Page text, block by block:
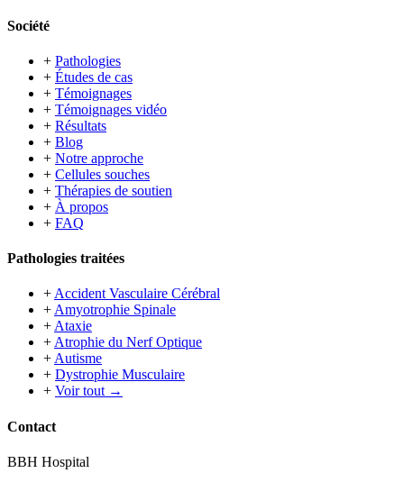
Société
+ Pathologies
+ Études de cas
+ Témoignages
+ Témoignages vidéo
+ Résultats
+ Blog
+ Notre approche
+ Cellules souches
+ Thérapies de soutien
+ À propos
+ FAQ
Pathologies traitées
+ Accident Vasculaire Cérébral
+ Amyotrophie Spinale
+ Ataxie
+ Atrophie du Nerf Optique
+ Autisme
+ Dystrophie Musculaire
+ Voir tout →
Contact
BBH Hospital